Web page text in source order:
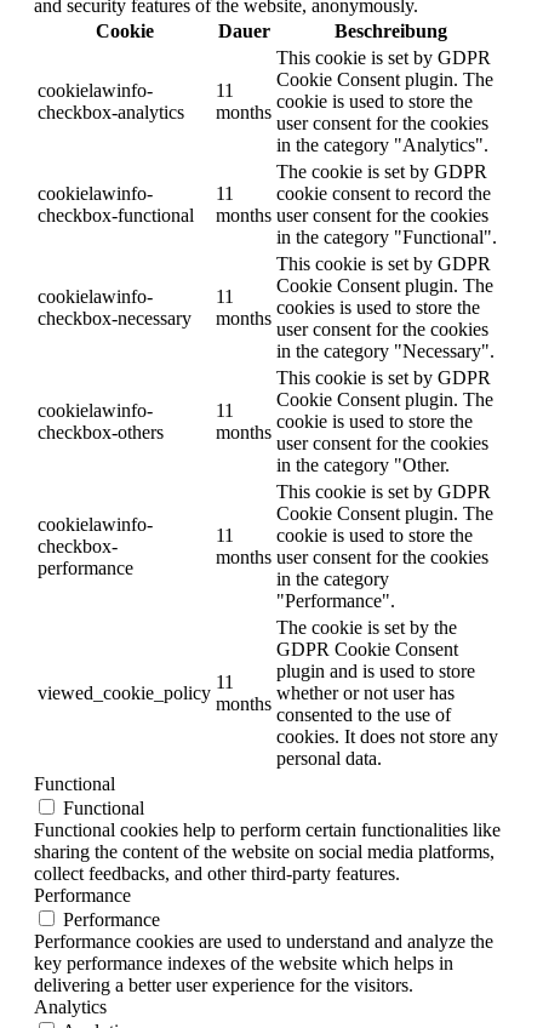
and security features of the website, anonymously.
Cookie
Dauer Beschreibung
cookielawinfo-
checkbox-analytics
11
months
This cookie is set by GDPR
Cookie Consent plugin. The
cookie is used to store the
user consent for the cookies
in the category "Analytics".
cookielawinfo-
checkbox-functional
11
months
The cookie is set by GDPR
cookie consent to record the
user consent for the cookies
in the category "Functional".
cookielawinfo-
checkbox-necessary
11
months
This cookie is set by GDPR
Cookie Consent plugin. The
cookies is used to store the
user consent for the cookies
in the category "Necessary".
cookielawinfo-
checkbox-others
11
months
This cookie is set by GDPR
Cookie Consent plugin. The
cookie is used to store the
user consent for the cookies
in the category "Other.
cookielawinfo-
checkbox-
performance
11
months
This cookie is set by GDPR
Cookie Consent plugin. The
cookie is used to store the
user consent for the cookies
in the category
"Performance".
viewed_cookie_policy
11
months
The cookie is set by the
GDPR Cookie Consent
plugin and is used to store
whether or not user has
consented to the use of
cookies. It does not store any
personal data.
Functional
Functional
Functional cookies help to perform certain functionalities like
sharing the content of the website on social media platforms,
collect feedbacks, and other third-party features.
Performance
Performance
Performance cookies are used to understand and analyze the
key performance indexes of the website which helps in
delivering a better user experience for the visitors.
Analytics